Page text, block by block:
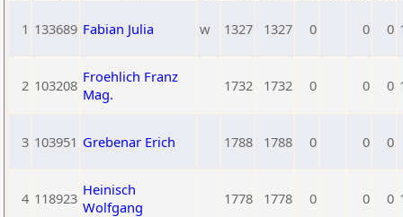
1 133689 Fabian Julia w 1327 1327 0 0 0
2 103208 Froehlich Franz
Mag.
1732 1732 0 0 0
3 103951 Grebenar Erich 1788 1788 0 0 0
4 118923 Heinisch
Wolfgang
1778 1778 0 0 0